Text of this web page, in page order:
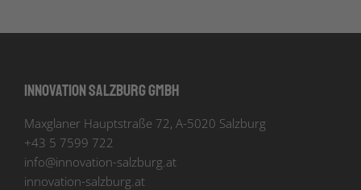
Innovation Salzburg GmbH
Maxglaner Hauptstraße 72, A-5020 Salzburg
+43 5 7599 722
info@innovation-salzburg.at
innovation-salzburg.at